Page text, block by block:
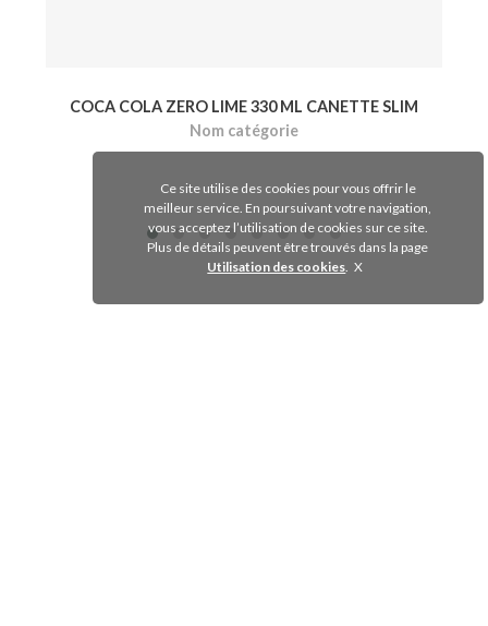
FANTA LYCHEE 12X320ML CANETTE
Nom catégorie
Voir le produit
Ce site utilise des cookies pour vous offrir le
meilleur service. En poursuivant votre navigation,
vous acceptez l’utilisation de cookies sur ce site.
Plus de détails peuvent être trouvés dans la page
Utilisation des cookies.